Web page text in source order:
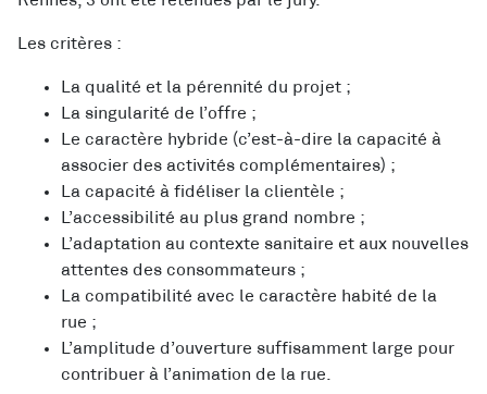
Les critères :
La qualité et la pérennité du projet ;
La singularité de l’offre ;
Le caractère hybride (c’est-à-dire la capacité à
associer des activités complémentaires) ;
La capacité à fidéliser la clientèle ;
L’accessibilité au plus grand nombre ;
L’adaptation au contexte sanitaire et aux nouvelles
attentes des consommateurs ;
La compatibilité avec le caractère habité de la
rue ;
L’amplitude d’ouverture suffisamment large pour
contribuer à l’animation de la rue.